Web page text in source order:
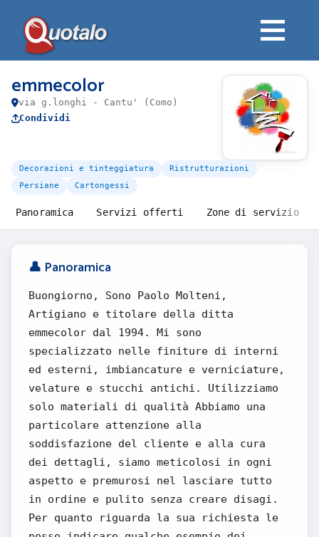
emmecolor
via g.longhi - Cantu' (Como)
Condividi
Decorazioni e tinteggiatura
Ristrutturazioni
Persiane
Cartongessi
Panoramica Servizi offerti Zone di servizio
👤 Panoramica
Buongiorno, Sono Paolo Molteni,
Artigiano e titolare della ditta
emmecolor dal 1994. Mi sono
specializzato nelle finiture di interni
ed esterni, imbiancature e verniciature,
velature e stucchi antichi. Utilizziamo
solo materiali di qualità Abbiamo una
particolare attenzione alla
soddisfazione del cliente e alla cura
dei dettagli, siamo meticolosi in ogni
aspetto e premurosi nel lasciare tutto
in ordine e pulito senza creare disagi.
Per quanto riguarda la sua richiesta le